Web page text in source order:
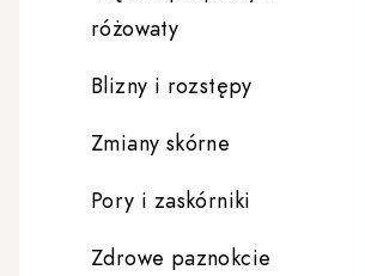
różowaty
Blizny i rozstępy
Zmiany skórne
Pory i zaskórniki
Zdrowe paznokcie